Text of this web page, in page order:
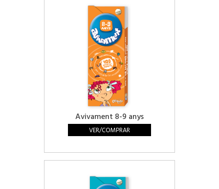
Avivament 8-9 anys
VER/COMPRAR